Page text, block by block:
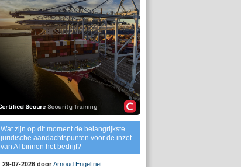
Wat zijn op dit moment de belangrijkste
juridische aandachtspunten voor de inzet
van AI binnen het bedrijf?
29-07-2026 door Arnoud Engelfriet